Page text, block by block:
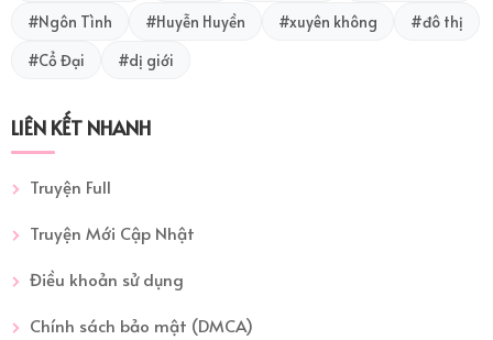
#Ngôn Tình
#Huyễn Huyền #xuyên không
#đô thị
#Cổ Đại
#dị giới
LIÊN KẾT NHANH
Truyện Full
Truyện Mới Cập Nhật
Điều khoản sử dụng
Chính sách bảo mật (DMCA)